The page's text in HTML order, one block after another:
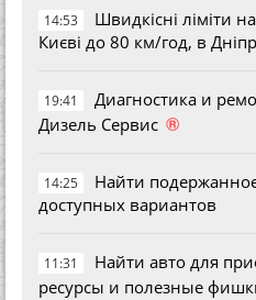
14:53
Швидкісні ліміти
Києві до 80 км/год, в
19:41
Диагностика и
Дизель Сервис ®
14:25
Найти
доступных вариантов
11:31
Найти авто для
ресурсы и полезные